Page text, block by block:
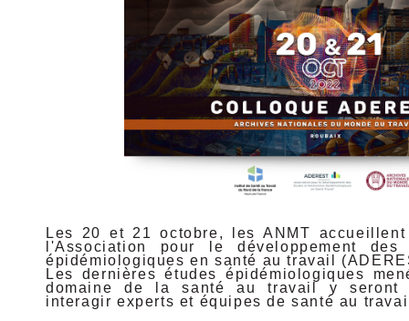
Les 20 et 21 octobre, les ANMT
l'Association pour le développement
épidémiologiques en santé au travail
Les dernières études épidémiologiques
domaine de la santé au travail y seront
interagir experts et équipes de santé au